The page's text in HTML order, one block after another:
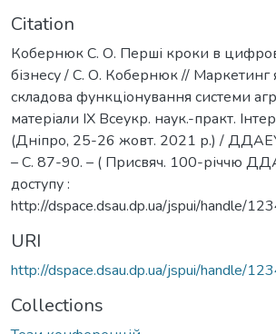
Citation
Кобернюк С. О. Перші кроки в
бізнесу / С. О. Кобернюк // Маркетинг
складова функціонування системи
матеріали ІХ Всеукр. наук.-практ.
(Дніпро, 25-26 жовт. 2021 р.) /
– С. 87-90. – ( Присвяч. 100-річчю
доступу :
http://dspace.dsau.dp.ua/jspui/handle/
URI
http://dspace.dsau.dp.ua/jspui/handle/
Collections